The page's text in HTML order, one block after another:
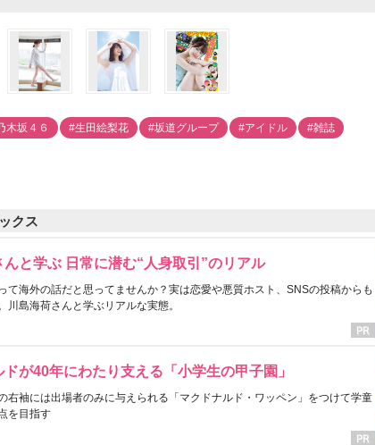
木坂４６ #生田絵梨花 #坂道グループ #アイドル #雑誌
クス
んと学ぶ 日常に潜む“人身取引”のリアル
て海外の話だと思ってませんか？実は恋愛や悪質ホスト、SNSの投稿からも
川島海荷さんと学ぶリアルな実態。
が40年にわたり支える「小学生の甲子園」
右袖には出場者のみに与えられる「マクドナルド・ワッペン」をつけて学童
を目指す